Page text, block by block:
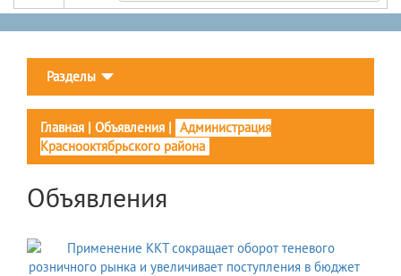
Разделы
Главная | Объявления | Администрация
Краснооктябрьского района
Объявления